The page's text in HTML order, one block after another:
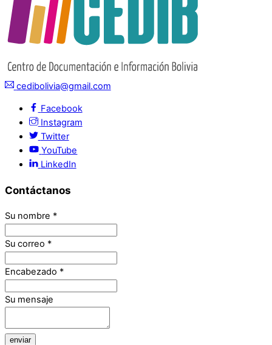
cedibolivia@gmail.com
Facebook
Instagram
Twitter
YouTube
LinkedIn
Contáctanos
Su nombre *
Su correo *
Encabezado *
Su mensaje
enviar